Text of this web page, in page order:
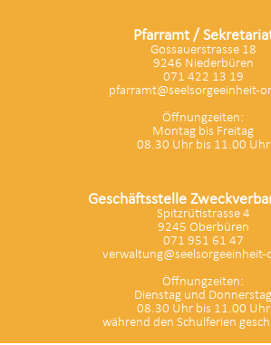
Pfarramt /
Gossauerstrasse 18
9246 Niederbüren
071 422 13 19
pfarramt@seelsorgeeinheit-
Öffnungzeiten:
Montag bis Freitag
08.30 Uhr bis 11.00 Uhr
Geschäftsstelle
Spitzrütistrasse 4
9245 Oberbüren
071 951 61 47
verwaltung@seelsorgeeinheit-
Öffnungzeiten:
Dienstag und Donnerstag
08.30 Uhr bis 11.00 Uhr
während den Schulferien